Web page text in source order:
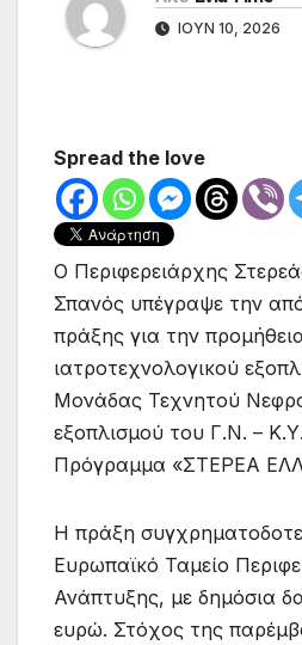
ΙΟΎΝ 10, 2026
Spread the love
Ο Περιφερειάρχης
Σπανός υπέγραψε την
πράξης για την
ιατροτεχνολογικού
Μονάδας Τεχνητού
εξοπλισμού του Γ.Ν. –
Πρόγραμμα «ΣΤΕΡΕΑ
Η πράξη
Ευρωπαϊκό Ταμείο
Ανάπτυξης, με δημόσια
ευρώ. Στόχος της